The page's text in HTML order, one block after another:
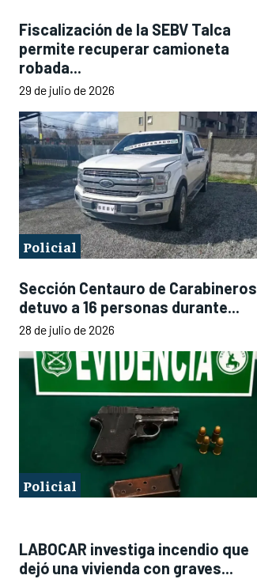
Fiscalización de la SEBV Talca
permite recuperar camioneta
robada...
29 de julio de 2026
Policial
Sección Centauro de Carabineros
detuvo a 16 personas durante...
28 de julio de 2026
Policial
LABOCAR investiga incendio que
dejó una vivienda con graves...